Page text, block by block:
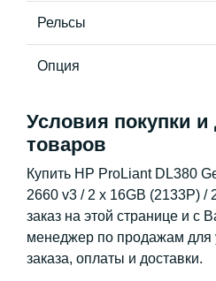
Рельсы
Опция
Условия покупки и
товаров
Купить HP ProLiant DL380
2660 v3 / 2 x 16GB (2133P)
заказ на этой странице и с
менеджер по продажам для
заказа, оплаты и доставки.